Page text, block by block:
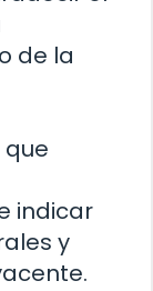
de la
que
indicar
y